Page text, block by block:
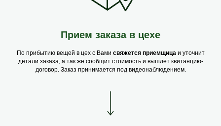
Прием заказа в цехе
По прибытию вещей в цех с Вами свяжется приемщицаи уточнит
детали заказа, а так же сообщит стоимость и вышлет квитанцию-
договор. Заказ принимается под видеонаблюдением.